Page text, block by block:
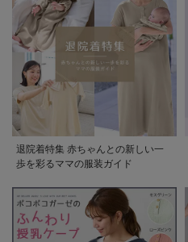
退院着特集 赤ちゃんとの新しい一
歩を彩るママの服装ガイド